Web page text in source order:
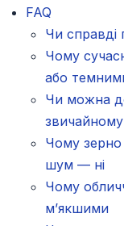
FAQ
Чи справді
Чому
або
Чи можна
звичайному
Чому
шум — ні
Чому
м’якшими